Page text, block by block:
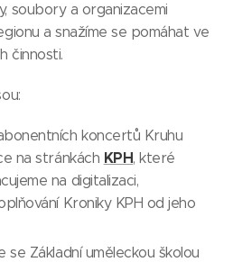
soubory a organizacemi
a snažíme se pomáhat ve
činnosti.
koncertů Kruhu
na stránkách KPH, které
na digitalizaci,
Kroniky KPH od jeho
se Základní uměleckou školou